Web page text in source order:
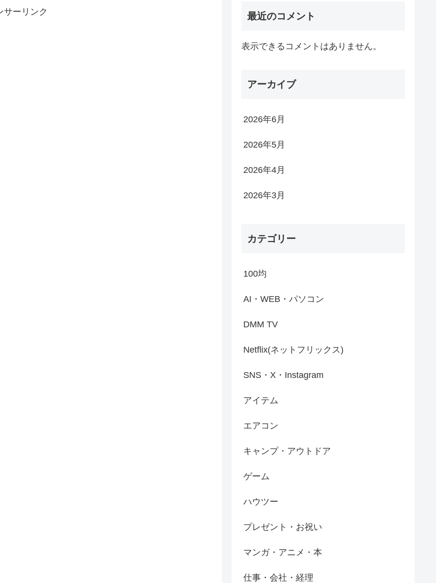
サーリンク 最近のコメント
表示できるコメントはありません。
アーカイブ
2026年6月
2026年5月
2026年4月
2026年3月
カテゴリー
100均
AI・WEB・パソコン
DMM TV
Netflix(ネットフリックス)
SNS・X・Instagram
アイテム
エアコン
キャンプ・アウトドア
ゲーム
ハウツー
プレゼント・お祝い
マンガ・アニメ・本
仕事・会社・経理